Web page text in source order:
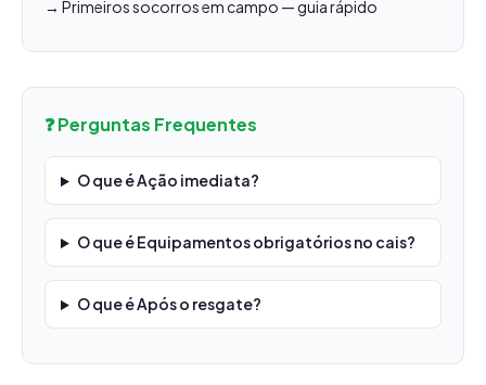
→ Primeiros socorros em campo — guia rápido
❓ Perguntas Frequentes
O que é Ação imediata?
O que é Equipamentos obrigatórios no cais?
O que é Após o resgate?